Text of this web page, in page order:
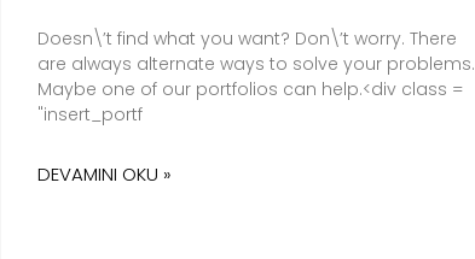
Doesn\’t find what you want? Don\’t worry. There
are always alternate ways to solve your problems.
Maybe one of our portfolios can help.<div class =
"insert_portf
DEVAMINI OKU »